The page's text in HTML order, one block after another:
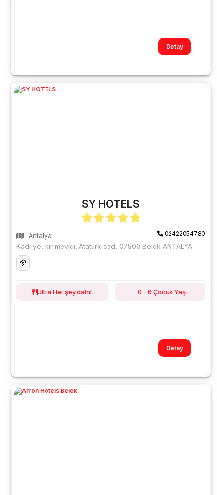
Detay
SY HOTELS
Antalya 02422054780
Kadriye, kır mevkii, Atatürk cad, 07500 Belek ANTALYA
Ultra Her şey dahil 0 - 6 Çocuk Yaşı
Detay